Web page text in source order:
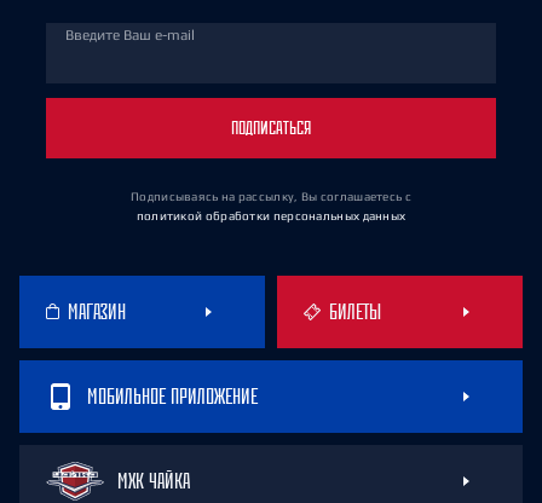
Введите Ваш e-mail
ПОДПИСАТЬСЯ
Подписываясь на рассылку, Вы соглашаетесь с
политикой обработки персональных данных
МАГАЗИН БИЛЕТЫ
МОБИЛЬНОЕ ПРИЛОЖЕНИЕ
МХК ЧАЙКА